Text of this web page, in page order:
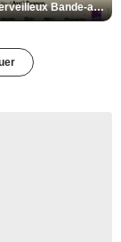
Les Matins merveilleux Bande-annonce VF